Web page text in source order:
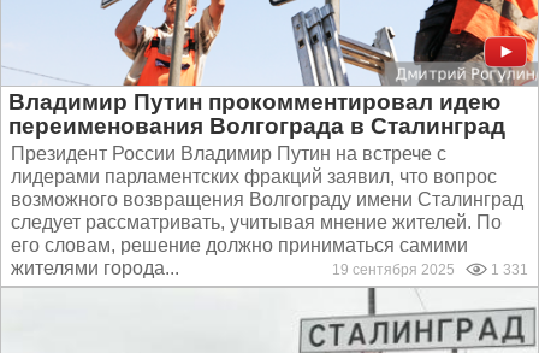
Владимир Путин прокомментировал идею
переименования Волгограда в Сталинград
Президент России Владимир Путин на встрече с
лидерами парламентских фракций заявил, что вопрос
возможного возвращения Волгограду имени Сталинград
следует рассматривать, учитывая мнение жителей. По
его словам, решение должно приниматься самими
жителями города...
19 сентября 2025 1 331